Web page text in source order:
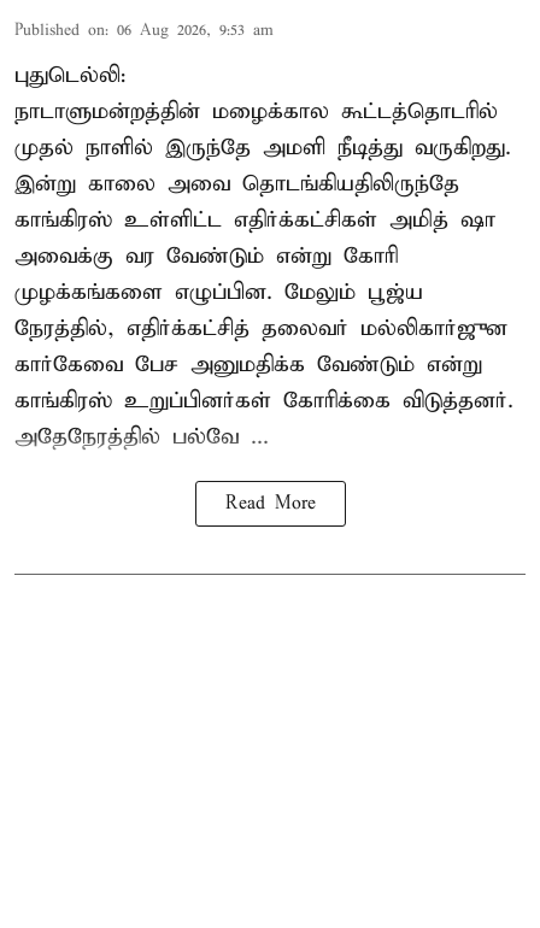
Published on: 06 Aug 2026, 9:53 am
புதுடெல்லி:
நாடாளுமன்றத்தின் மழைக்கால கூட்டத்தொடரில்
முதல் நாளில் இருந்தே அமளி நீடித்து வருகிறது.
இன்று காலை அவை தொடங்கியதிலிருந்தே
காங்கிரஸ் உள்ளிட்ட எதிர்க்கட்சிகள் அமித் ஷா
அவைக்கு வர வேண்டும் என்று கோரி
முழக்கங்களை எழுப்பின. மேலும் பூஜ்ய
நேரத்தில், எதிர்க்கட்சித் தலைவர் மல்லிகார்ஜுன
கார்கேவை பேச அனுமதிக்க வேண்டும் என்று
காங்கிரஸ் உறுப்பினர்கள் கோரிக்கை விடுத்தனர்.
அதேநேரத்தில் பல்வே ...
Read More